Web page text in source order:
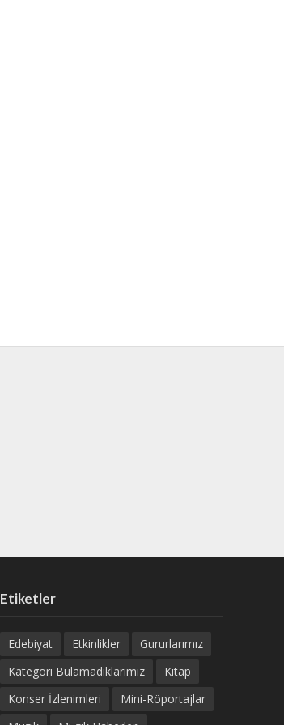
Etiketler
Edebiyat Etkinlikler
Gururlarımız
Kategori Bulamadıklarımız
Kitap
Konser İzlenimleri
Mini-Röportajlar